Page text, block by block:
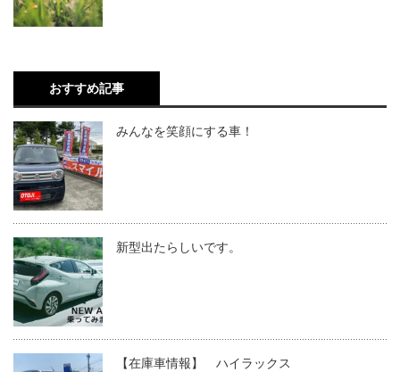
おすすめ記事
みんなを笑顔にする車！
新型出たらしいです。
【在庫車情報】 ハイラックス